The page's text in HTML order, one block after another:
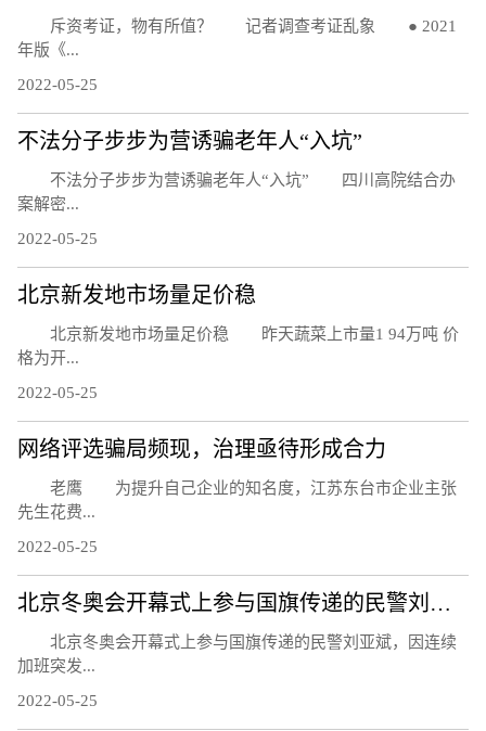
斥资考证，物有所值？ 记者调查考证乱象 ● 2021
年版《...
2022-05-25
不法分子步步为营诱骗老年人“入坑”
不法分子步步为营诱骗老年人“入坑” 四川高院结合办
案解密...
2022-05-25
北京新发地市场量足价稳
北京新发地市场量足价稳 昨天蔬菜上市量1 94万吨 价
格为开...
2022-05-25
网络评选骗局频现，治理亟待形成合力
老鹰 为提升自己企业的知名度，江苏东台市企业主张
先生花费...
2022-05-25
北京冬奥会开幕式上参与国旗传递的民警刘亚斌殉职
北京冬奥会开幕式上参与国旗传递的民警刘亚斌，因连续
加班突发...
2022-05-25